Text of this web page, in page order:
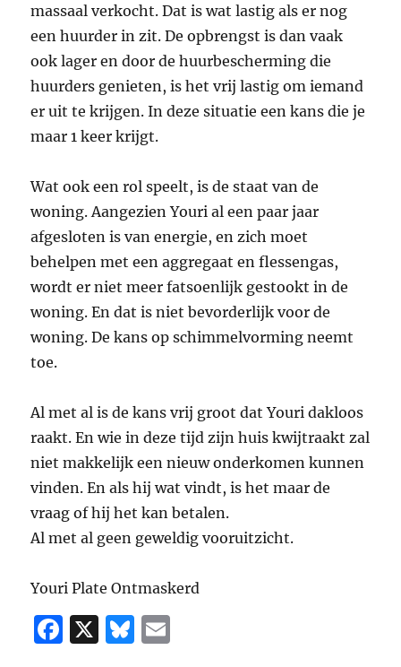
massaal verkocht. Dat is wat lastig als er nog
een huurder in zit. De opbrengst is dan vaak
ook lager en door de huurbescherming die
huurders genieten, is het vrij lastig om iemand
er uit te krijgen. In deze situatie een kans die je
maar 1 keer krijgt.
Wat ook een rol speelt, is de staat van de
woning. Aangezien Youri al een paar jaar
afgesloten is van energie, en zich moet
behelpen met een aggregaat en flessengas,
wordt er niet meer fatsoenlijk gestookt in de
woning. En dat is niet bevorderlijk voor de
woning. De kans op schimmelvorming neemt
toe.
Al met al is de kans vrij groot dat Youri dakloos
raakt. En wie in deze tijd zijn huis kwijtraakt zal
niet makkelijk een nieuw onderkomen kunnen
vinden. En als hij wat vindt, is het maar de
vraag of hij het kan betalen.
Al met al geen geweldig vooruitzicht.
Youri Plate Ontmaskerd
F
X
B